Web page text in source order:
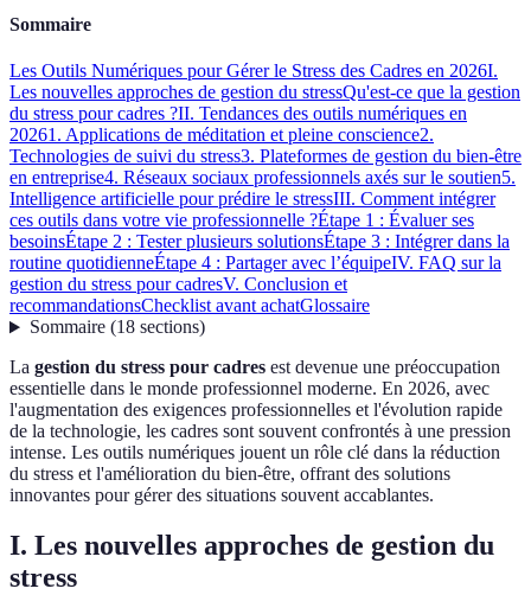
Sommaire
Les Outils Numériques pour Gérer le Stress des Cadres en 2026I.
Les nouvelles approches de gestion du stressQu'est-ce que la gestion
du stress pour cadres ?II. Tendances des outils numériques en
20261. Applications de méditation et pleine conscience2.
Technologies de suivi du stress3. Plateformes de gestion du bien-être
en entreprise4. Réseaux sociaux professionnels axés sur le soutien5.
Intelligence artificielle pour prédire le stressIII. Comment intégrer
ces outils dans votre vie professionnelle ?Étape 1 : Évaluer ses
besoinsÉtape 2 : Tester plusieurs solutionsÉtape 3 : Intégrer dans la
routine quotidienneÉtape 4 : Partager avec l’équipeIV. FAQ sur la
gestion du stress pour cadresV. Conclusion et
recommandationsChecklist avant achatGlossaire
Sommaire(18 sections)
La gestion du stress pour cadres est devenue une préoccupation
essentielle dans le monde professionnel moderne. En 2026, avec
l'augmentation des exigences professionnelles et l'évolution rapide
de la technologie, les cadres sont souvent confrontés à une pression
intense. Les outils numériques jouent un rôle clé dans la réduction
du stress et l'amélioration du bien-être, offrant des solutions
innovantes pour gérer des situations souvent accablantes.
I. Les nouvelles approches de gestion du
stress